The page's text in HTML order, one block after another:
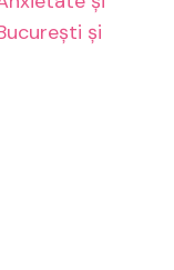
și